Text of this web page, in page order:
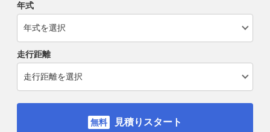
年式
走行距離
見積りスタート